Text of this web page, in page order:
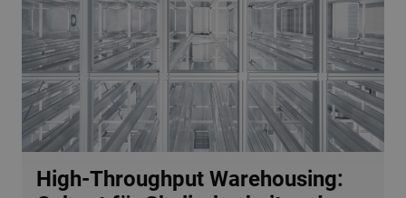
High-Throughput Warehousing: